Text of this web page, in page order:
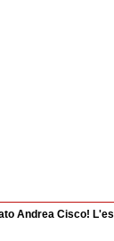
Andrea Cisco!